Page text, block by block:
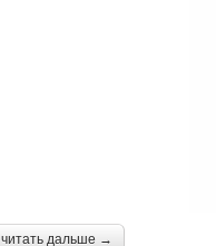
читать дальше →